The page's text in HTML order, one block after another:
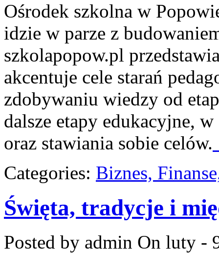
Ośrodek szkolna w
idzie w parze z
szkolapopow.pl
akcentuje cele starań
zdobywaniu wiedzy od
dalsze etapy edukacyjne,
oraz stawiania sobie celów.
Categories: Biznes,
Święta, tradycje i
Posted by admin On luty -